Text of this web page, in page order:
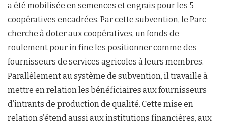
a été mobilisée en semences et engrais pour les 5
coopératives encadrées. Par cette subvention, le Parc
cherche à doter aux coopératives, un fonds de
roulement pour in fine les positionner comme des
fournisseurs de services agricoles à leurs membres.
Parallèlement au système de subvention, il travaille à
mettre en relation les bénéficiaires aux fournisseurs
d’intrants de production de qualité. Cette mise en
relation s’étend aussi aux institutions financières, aux